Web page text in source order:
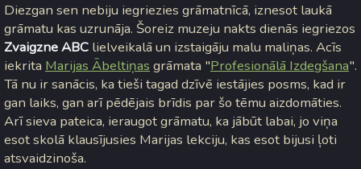
Diezgan sen nebiju iegriezies grāmatnīcā, iznesot laukā
grāmatu kas uzrunāja. Šoreiz muzeju nakts dienās iegriezos
Zvaigzne ABC lielveikalā un izstaigāju malu maliņas. Acīs
iekrita Marijas Ābeltiņas grāmata "Profesionālā Izdegšana".
Tā nu ir sanācis, ka tieši tagad dzīvē iestājies posms, kad ir
gan laiks, gan arī pēdējais brīdis par šo tēmu aizdomāties.
Arī sieva pateica, ieraugot grāmatu, ka jābūt labai, jo viņa
esot skolā klausījusies Marijas lekciju, kas esot bijusi ļoti
atsvaidzinoša.